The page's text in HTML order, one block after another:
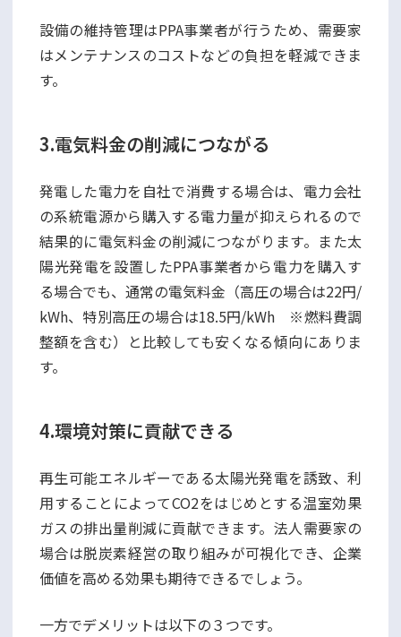
設備の維持管理はPPA事業者が行うため、需要家
はメンテナンスのコストなどの負担を軽減できま
す。
3.電気料金の削減につながる
発電した電力を自社で消費する場合は、電力会社
の系統電源から購入する電力量が抑えられるので
結果的に電気料金の削減につながります。また太
陽光発電を設置したPPA事業者から電力を購入す
る場合でも、通常の電気料金（高圧の場合は22円/
kWh、特別高圧の場合は18.5円/kWh ※燃料費調
整額を含む）と比較しても安くなる傾向にありま
す。
4.環境対策に貢献できる
再生可能エネルギーである太陽光発電を誘致、利
用することによってCO2をはじめとする温室効果
ガスの排出量削減に貢献できます。法人需要家の
場合は脱炭素経営の取り組みが可視化でき、企業
価値を高める効果も期待できるでしょう。
一方でデメリットは以下の３つです。